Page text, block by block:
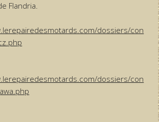
Flandria.
dossiers/con
dossiers/con